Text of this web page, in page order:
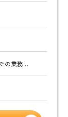
の業務...